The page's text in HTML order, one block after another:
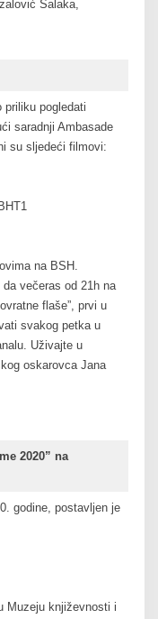
Šalaka,
priliku pogledati
saradnji Ambasade
su sljedeći filmovi:
na BSH.
večeras od 21h na
flaše”, prvi u
svakog petka u
Uživajte u
oskarovca Jana
2020” na
godine, postavljen je
Muzeju književnosti i